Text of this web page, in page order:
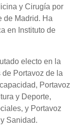
y Cirugía por
de Madrid. Ha
en Instituto de
electo en la
Portavoz de la
Portavoz
y Deporte,
y Portavoz
Sanidad.